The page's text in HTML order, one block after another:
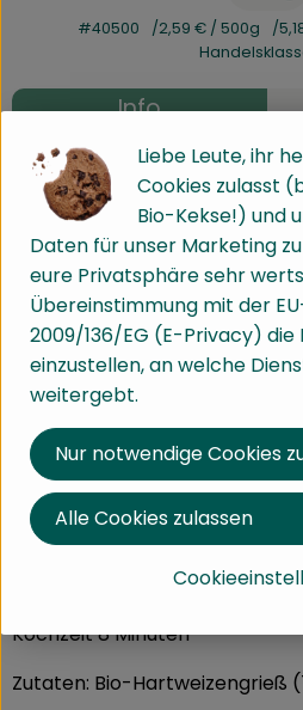
#40500 2,59 € / 500g
Info
Info
Nudeln vom Bruckwald
In der Nudelwerkstatt der
mit Behinderung Am
Bio-Zutaten nach einem
einem schmackhaften
verschiedenen
ausgebreitet was sich in ihrem
widerspiegelt.
unseren Werkstätten.
Kochzeit 8 Minuten
Zutaten: Bio-Hartweizengrieß
Liebe Leute, ihr
Cookies zulasst
Bio-Kekse!) und
Daten für unser Marketing
eure Privatsphäre sehr
Übereinstimmung mit der
2009/136/EG (E-Privacy)
einzustellen, an welche
weitergebt.
Nur notwendige Cookies
Alle Cookies zulassen